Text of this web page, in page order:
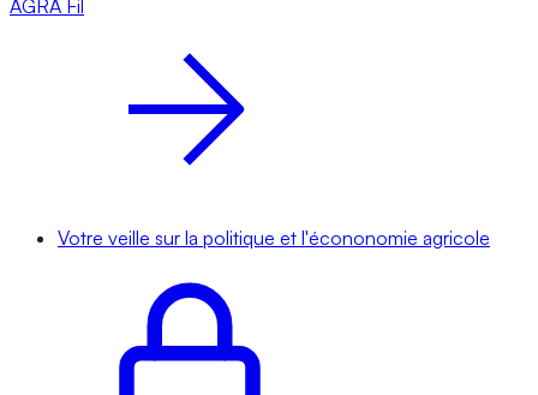
AGRA Fil
Votre veille sur la politique et l'écononomie agricole